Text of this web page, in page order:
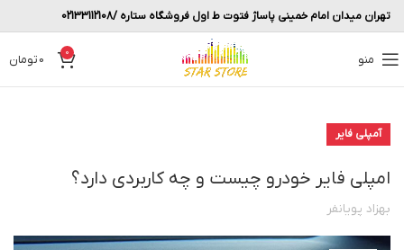
تهران میدان امام خمینی پاساژ فتوت ط اول فروشگاه ستاره /02133112108
منو 0
0تومان
آمپلی فایر
امپلی فایر خودرو چیست و چه کاربردی دارد؟
بهزاد پویانفر